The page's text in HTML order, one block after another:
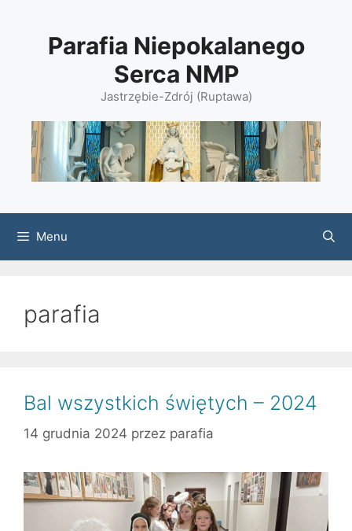
Parafia Niepokalanego
Serca NMP
Jastrzębie-Zdrój (Ruptawa)
Menu
parafia
Bal wszystkich świętych – 2024
14 grudnia 2024 przez parafia